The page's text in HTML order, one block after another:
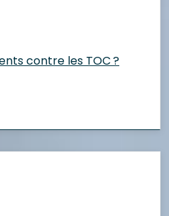
contre les TOC ?